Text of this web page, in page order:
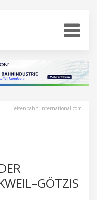
eisenbahn-international.com